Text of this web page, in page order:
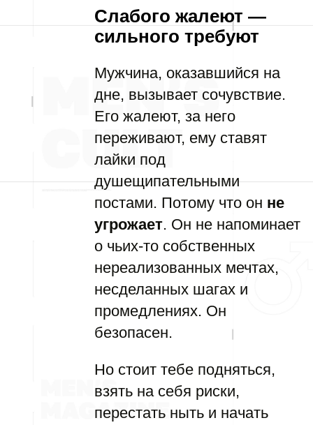
Слабого жалеют —
сильного требуют
Мужчина, оказавшийся на
дне, вызывает сочувствие.
Его жалеют, за него
переживают, ему ставят
лайки под
душещипательными
постами. Потому что он не
угрожает. Он не напоминает
о чьих-то собственных
нереализованных мечтах,
несделанных шагах и
промедлениях. Он
безопасен.
Но стоит тебе подняться,
взять на себя риски,
перестать ныть и начать